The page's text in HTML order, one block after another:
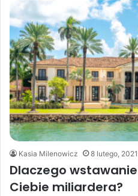
Kasia Milenowicz 8 lutego, 2021
Dlaczego
Ciebie miliardera?